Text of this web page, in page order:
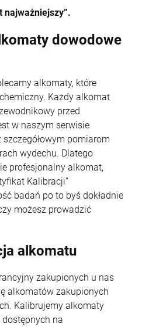
najważniejszy”.
dowodowe
alkomaty, które
Każdy alkomat
przed
w naszym serwisie
pomiarom
wydechu. Dlatego
profesjonalny alkomat,
Kalibracji”
badań po to byś dokładnie
możesz prowadzić
alkomatu
zakupionych u nas
alkomatów zakupionych
Kalibrujemy alkomaty
na